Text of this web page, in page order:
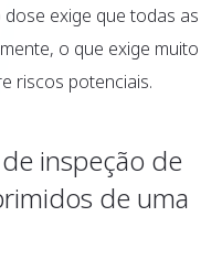
exige que todas as
o que exige muito
riscos potenciais.
inspeção de
de uma